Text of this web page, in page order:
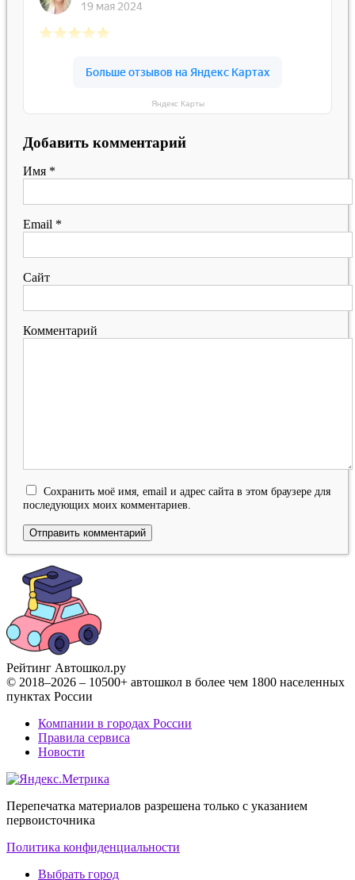
Яндекс Карты
Добавить комментарий
Имя *
Email *
Сайт
Комментарий
Сохранить моё имя, email и адрес сайта в этом браузере для
последующих моих комментариев.
Рейтинг Автошкол.ру
© 2018–2026 – 10500+ автошкол в более чем 1800 населенных
пунктах России
Компании в городах России
Правила сервиса
Новости
Перепечатка материалов разрешена только с указанием
первоисточника
Политика конфиденциальности
Выбрать город